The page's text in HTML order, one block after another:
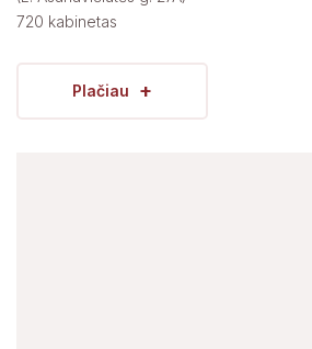
720 kabinetas
Plačiau +